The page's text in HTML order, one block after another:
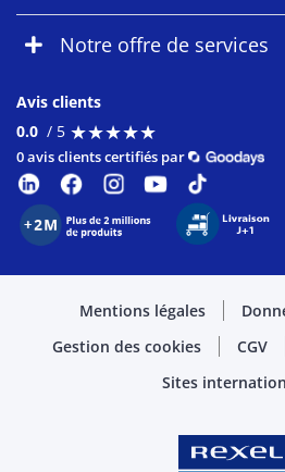
Notre offre de services
Avis clients
0.0 / 5 ★★★★★
★★★★★
0 avis clients certifiés par
Mentions légales
Gestion des cookies
CGV
Sites